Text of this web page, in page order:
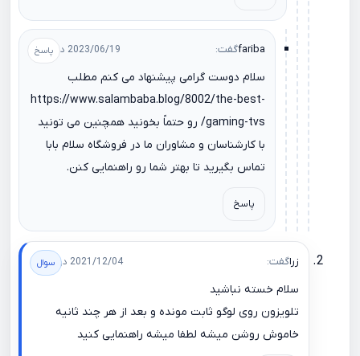
faribaگفت: 2023/06/19 در 11:14
سلام دوست گرامی پیشنهاد می کنم مطلب
https://www.salambaba.blog/8002/the-best-
gaming-tvs/ رو حتماً بخونید همچنین می تونید
با کارشناسان و مشاوران ما در فروشگاه سلام بابا
تماس بگیرید تا بهتر شما رو راهنمایی کنن.
پاسخ
زراگفت: 2021/12/04 در 16:29
سلام خسته نباشید
تلویزون روی لوگو ثابت مونده و بعد از هر چند ثانیه
خاموش روشن میشه لطفا میشه راهنمایی کنید